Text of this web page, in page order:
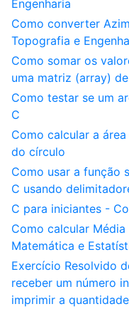
Engenharia
Como converter
Topografia e
Como somar os
uma matriz (array)
Como testar se um
C
Como calcular a
do círculo
Como usar a função
C usando
C para iniciantes -
Como calcular
Matemática e
Exercício Resolvido
receber um número
imprimir a